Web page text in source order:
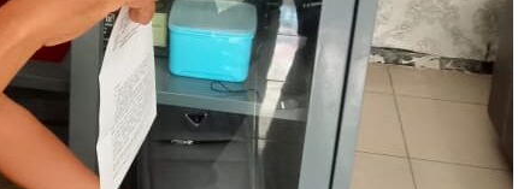
Breaking news
Peristiwa
Situbondo